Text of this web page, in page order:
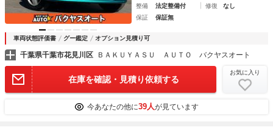
整備
法定整備付 修復
なし
保証
保証無
車両状態評価書 グー鑑定 オプション見積り可
千葉県千葉市花見川区 ＢＡＫＵＹＡＳＵ ＡＵＴＯ バクヤスオート
在庫を確認・見積り依頼する
お気に入り
今あなたの他に39人が見ています